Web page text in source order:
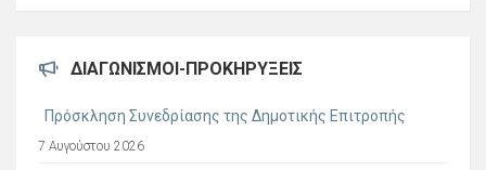
ΔΙΑΓΩΝΙΣΜΟΊ-ΠΡΟΚΗΡΎΞΕΙΣ
Πρόσκληση Συνεδρίασης της Δημοτικής Επιτροπής
7 Αυγούστου 2026